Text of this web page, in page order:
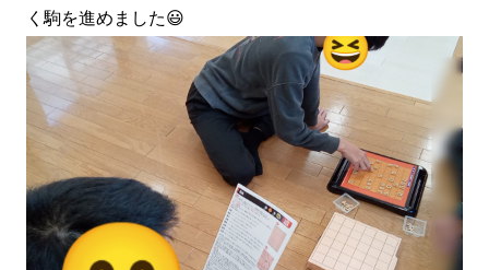
く駒を進めました😃